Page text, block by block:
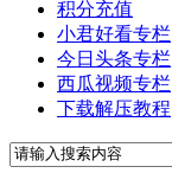
积分充值
小君好看专栏
今日头条专栏
西瓜视频专栏
下载解压教程